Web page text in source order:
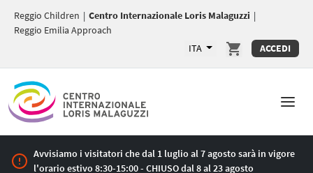
Reggio Children | Centro Internazionale Loris Malaguzzi |
Reggio Emilia Approach
ITA
ACCEDI
Avvisiamo i visitatori che dal 1 luglio al 7 agosto sarà in vigore
l'orario estivo 8:30-15:00 - CHIUSO dal 8 al 23 agosto